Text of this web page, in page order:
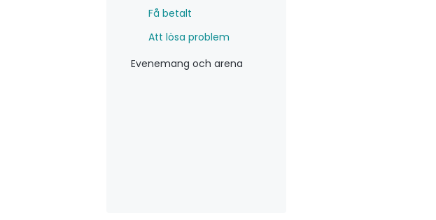
Få betalt
Att lösa problem
Evenemang och arena